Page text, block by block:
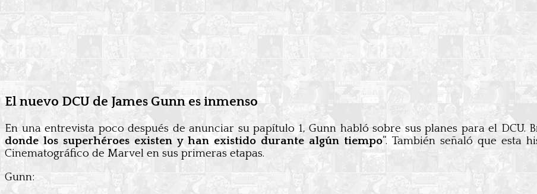
El nuevo DCU de James Gunn es inmenso
En una entrevista poco después de anunciar su papítulo 1, Gunn habló sobre sus planes para el DCU.
donde los superhéroes existen y han existido durante algún tiempo“. También señaló que esta
Cinematográfico de Marvel en sus primeras etapas.
Gunn: